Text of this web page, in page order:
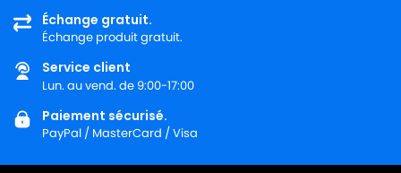
Échange gratuit.
Échange produit gratuit.
Service client
Lun. au vend. de 9:00-17:00
Paiement sécurisé.
PayPal / MasterCard / Visa